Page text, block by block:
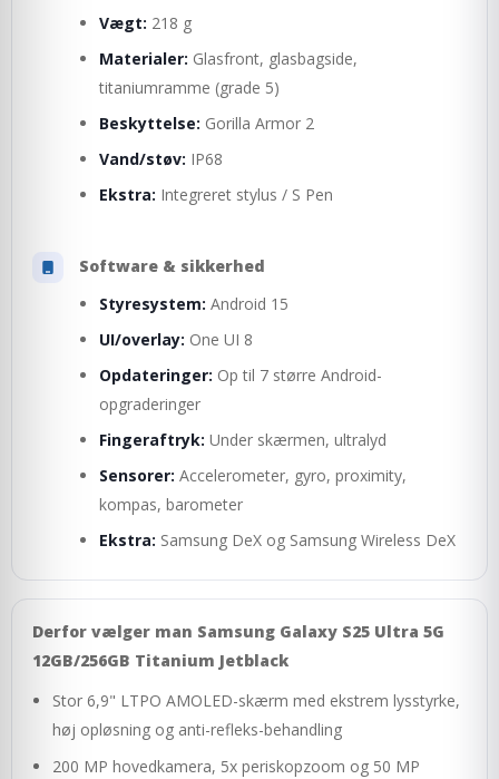
Vægt: 218 g
Materialer: Glasfront, glasbagside,
titaniumramme (grade 5)
Beskyttelse: Gorilla Armor 2
Vand/støv: IP68
Ekstra: Integreret stylus / S Pen
Software & sikkerhed
Styresystem: Android 15
UI/overlay: One UI 8
Opdateringer: Op til 7 større Android-
opgraderinger
Fingeraftryk: Under skærmen, ultralyd
Sensorer: Accelerometer, gyro, proximity,
kompas, barometer
Ekstra: Samsung DeX og Samsung Wireless DeX
Derfor vælger man Samsung Galaxy S25 Ultra 5G
12GB/256GB Titanium Jetblack
Stor 6,9" LTPO AMOLED-skærm med ekstrem lysstyrke,
høj opløsning og anti-refleks-behandling
200 MP hovedkamera, 5x periskopzoom og 50 MP